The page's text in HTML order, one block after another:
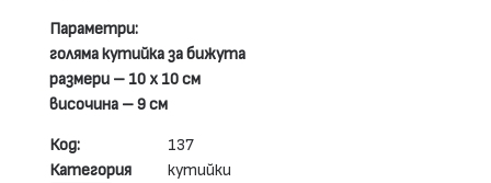
Параметри:
голяма кутийка за бижута
размери – 10 х 10 см
височина – 9 см
Код:
137
Категория
кутийки